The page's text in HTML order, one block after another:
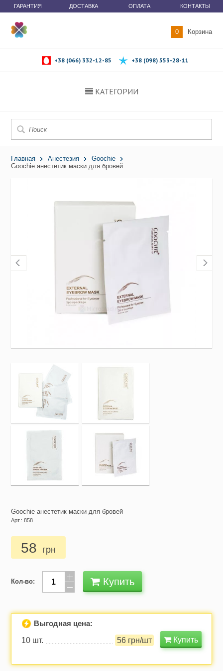
ГАРАНТИЯ ДОСТАВКА ОПЛАТА КОНТАКТЫ
0 Корзина
+38 (066) 332-12-85 +38 (098) 553-28-11
КАТЕГОРИИ
Главная Анестезия
Goochie
Goochie анестетик маски для бровей
Goochie анестетик маски для бровей
Арт.: 858
58 грн
Кол-во: Купить
Выгодная цена:
10 шт.
56 грн/шт Купить